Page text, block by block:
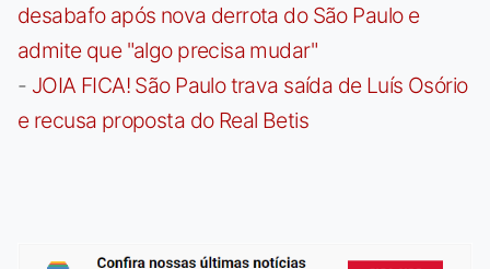
desabafo após nova derrota do São Paulo e
admite que "algo precisa mudar"
- JOIA FICA! São Paulo trava saída de Luís Osório
e recusa proposta do Real Betis